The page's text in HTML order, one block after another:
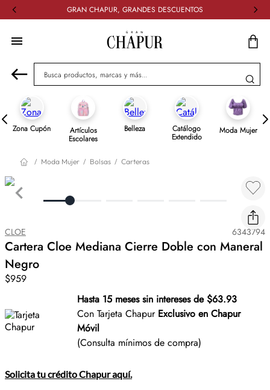
GRAN CHAPUR, GRANDES DESCUENTOS
Busca productos, marcas y más...
Zona Cupón Artículos
Escolares
Belleza Catálogo
Extendido
Moda Mujer
Moda Mujer Bolsas Carteras
CLOE 6343794
Cartera Cloe Mediana Cierre Doble con Maneral
Negro
$959
Hasta 15 meses sin intereses de $63.93
Con Tarjeta Chapur Exclusivo en Chapur
Móvil
(Consulta mínimos de compra)
Solicita tu crédito Chapur aquí.